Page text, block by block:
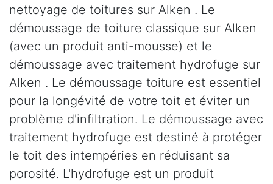
nettoyage de toitures sur Alken . Le
démoussage de toiture classique sur Alken
(avec un produit anti-mousse) et le
démoussage avec traitement hydrofuge sur
Alken . Le démoussage toiture est essentiel
pour la longévité de votre toit et éviter un
problème d'infiltration. Le démoussage avec
traitement hydrofuge est destiné à protéger
le toit des intempéries en réduisant sa
porosité. L'hydrofuge est un produit